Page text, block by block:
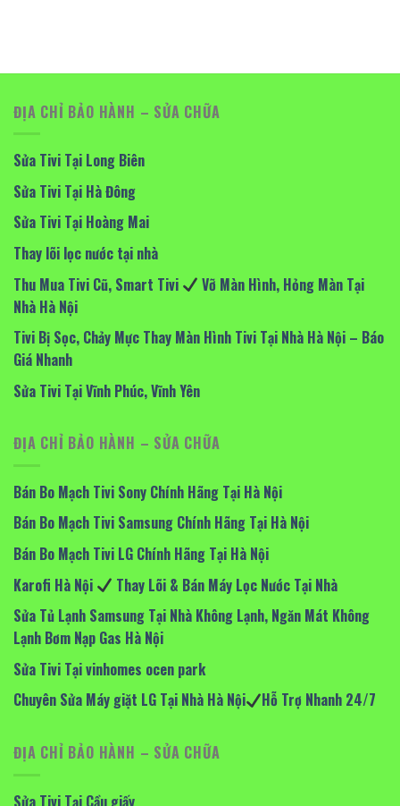
ĐỊA CHỈ BẢO HÀNH – SỬA CHỮA
Sửa Tivi Tại Long Biên
Sửa Tivi Tại Hà Đông
Sửa Tivi Tại Hoàng Mai
Thay lõi lọc nước tại nhà
Thu Mua Tivi Cũ, Smart Tivi
Vỡ Màn Hình, Hỏng Màn Tại
Nhà Hà Nội
Tivi Bị Sọc, Chảy Mực Thay Màn Hình Tivi Tại Nhà Hà Nội – Báo
Giá Nhanh
Sửa Tivi Tại Vĩnh Phúc, Vĩnh Yên
ĐỊA CHỈ BẢO HÀNH – SỬA CHỮA
Bán Bo Mạch Tivi Sony Chính Hãng Tại Hà Nội
Bán Bo Mạch Tivi Samsung Chính Hãng Tại Hà Nội
Bán Bo Mạch Tivi LG Chính Hãng Tại Hà Nội
Karofi Hà Nội
Thay Lõi & Bán Máy Lọc Nước Tại Nhà
Sửa Tủ Lạnh Samsung Tại Nhà Không Lạnh, Ngăn Mát Không
Lạnh Bơm Nạp Gas Hà Nội
Sửa Tivi Tại vinhomes ocen park
Chuyên Sửa Máy giặt LG Tại Nhà Hà Nội
Hỗ Trợ Nhanh 24/7
ĐỊA CHỈ BẢO HÀNH – SỬA CHỮA
Sửa Tivi Tại Cầu giấy